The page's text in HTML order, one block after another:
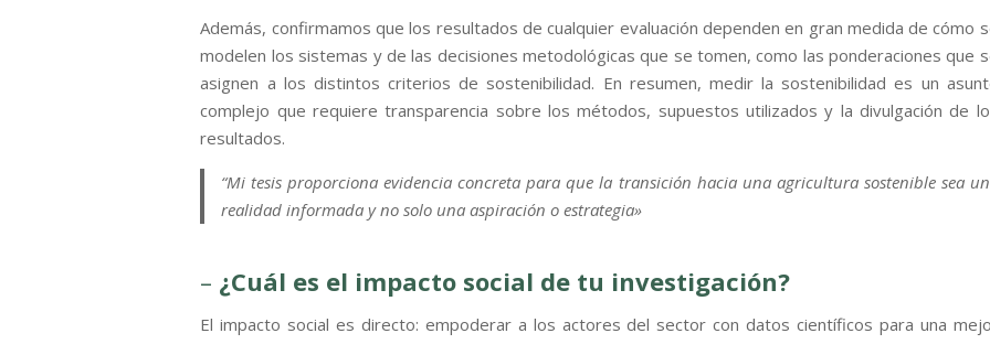
Además, confirmamos que los resultados de cualquier evaluación dependen en gran medida de cómo
modelen los sistemas y de las decisiones metodológicas que se tomen, como las ponderaciones que
asignen a los distintos criterios de sostenibilidad. En resumen, medir la sostenibilidad es un
complejo que requiere transparencia sobre los métodos, supuestos utilizados y la divulgación de
resultados.
“Mi tesis proporciona evidencia concreta para que la transición hacia una agricultura sostenible sea
realidad informada y no solo una aspiración o estrategia»
– ¿Cuál es el impacto social de tu investigación?
El impacto social es directo: empoderar a los actores del sector con datos científicos para una